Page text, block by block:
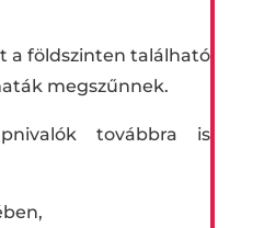
a földszinten található
megszűnnek.
továbbra is